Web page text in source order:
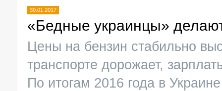
30.01.2017
«Бедные украинцы»
Цены на бензин стабильно
транспорте дорожает,
По итогам 2016 года в